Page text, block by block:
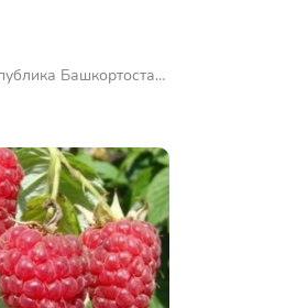
Башкортостан,